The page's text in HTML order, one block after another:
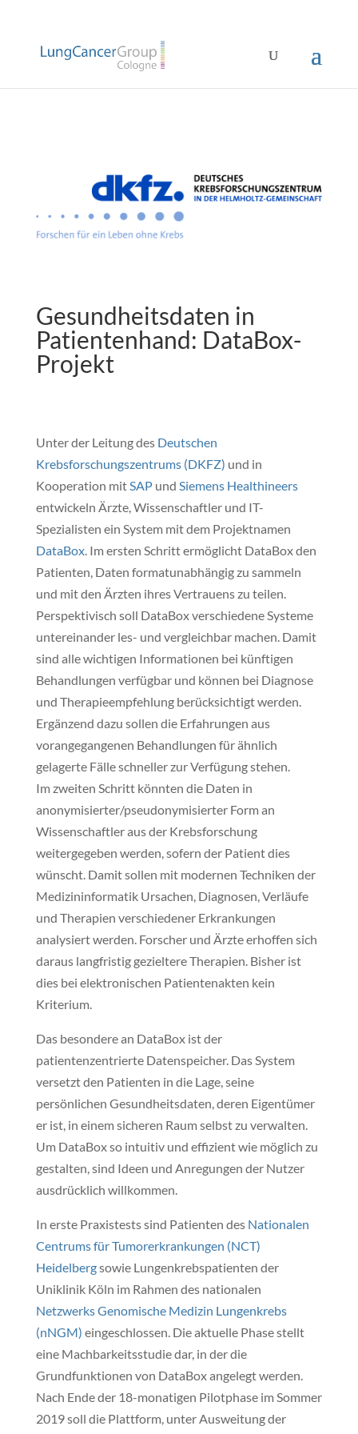
Gesundheitsdaten in
Patientenhand: DataBox-
Projekt
Unter der Leitung des Deutschen
Krebsforschungszentrums (DKFZ) und in
Kooperation mitSAPund Siemens Healthineers
entwickeln Ärzte, Wissenschaftler und IT-
Spezialisten ein System mit dem Projektnamen
DataBox. Im ersten Schritt ermöglicht DataBox den
Patienten, Daten formatunabhängig zu sammeln
und mit den Ärzten ihres Vertrauens zu teilen.
Perspektivisch soll DataBox verschiedene Systeme
untereinander les- und vergleichbar machen. Damit
sind alle wichtigen Informationen bei künftigen
Behandlungen verfügbar und können bei Diagnose
und Therapieempfehlung berücksichtigt werden.
Ergänzend dazu sollen die Erfahrungen aus
vorangegangenen Behandlungen für ähnlich
gelagerte Fälle schneller zur Verfügung stehen.
Im zweiten Schritt könnten die Daten in
anonymisierter/pseudonymisierter Form an
Wissenschaftler aus der Krebsforschung
weitergegeben werden, sofern der Patient dies
wünscht. Damit sollen mit modernen Techniken der
Medizininformatik Ursachen, Diagnosen, Verläufe
und Therapien verschiedener Erkrankungen
analysiert werden. Forscher und Ärzte erhoffen sich
daraus langfristig gezieltere Therapien. Bisher ist
dies bei elektronischen Patientenakten kein
Kriterium.
Das besondere an DataBox ist der
patientenzentrierte Datenspeicher. Das System
versetzt den Patienten in die Lage, seine
persönlichen Gesundheitsdaten, deren Eigentümer
er ist, in einem sicheren Raum selbst zu verwalten.
Um DataBox so intuitiv und effizient wie möglich zu
gestalten, sind Ideen und Anregungen der Nutzer
ausdrücklich willkommen.
In erste Praxistests sind Patienten des Nationalen
Centrums für Tumorerkrankungen (NCT)
Heidelbergsowie Lungenkrebspatienten der
Uniklinik Köln im Rahmen des nationalen
Netzwerks Genomische Medizin Lungenkrebs
(nNGM) eingeschlossen. Die aktuelle Phase stellt
eine Machbarkeitsstudie dar, in der die
Grundfunktionen von DataBox angelegt werden.
Nach Ende der 18-monatigen Pilotphase im Sommer
2019 soll die Plattform, unter Ausweitung der